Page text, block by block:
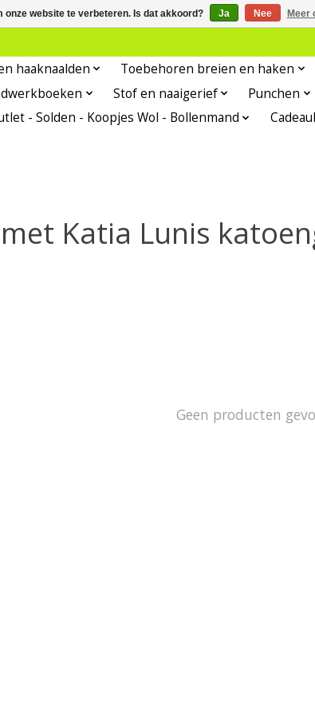
haaknaalden Toebehoren breien en haken
Stof en naaigerief Punchen
- Solden - Koopjes Wol - Bollenmand
Katia Lunis
Geen producten
onze website te verbeteren. Is dat akkoord? Ja Nee Meer